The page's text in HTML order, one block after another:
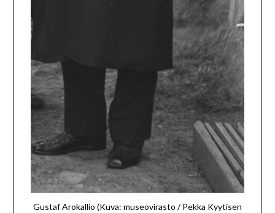
Gustaf Arokallio (Kuva: museovirasto / Pekka Kyytisen